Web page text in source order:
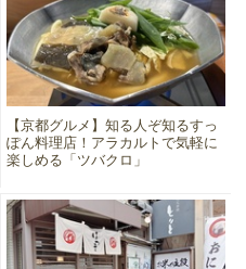
【京都グルメ】知る人ぞ知るすっ
ぽん料理店！アラカルトで気軽に
楽しめる「ツバクロ」